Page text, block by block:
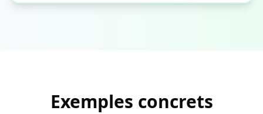
Exemples concrets